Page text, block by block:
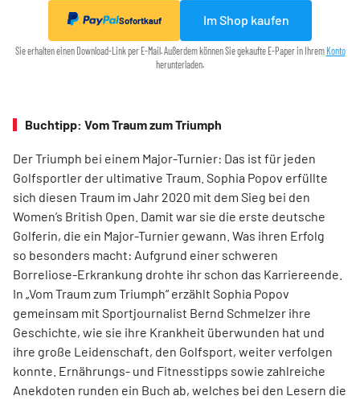
Sofortkauf Im Shop kaufen
Sie erhalten einen Download-Link per E-Mail. Außerdem können Sie gekaufte E-Paper in IhremKonto
herunterladen.
Buchtipp: Vom Traum zum Triumph
Der Triumph bei einem Major-Turnier: Das ist für jeden
Golfsportler der ultimative Traum. Sophia Popov erfüllte
sich diesen Traum im Jahr 2020 mit dem Sieg bei den
Women’s British Open. Damit war sie die erste deutsche
Golferin, die ein Major-Turnier gewann. Was ihren Erfolg
so besonders macht: Aufgrund einer schweren
Borreliose-­Erkrankung drohte ihr schon das Karriereende.
In „Vom Traum zum Triumph“ erzählt Sophia Popov
gemeinsam mit Sport­journalist Bernd Schmelzer ihre
Geschichte, wie sie ihre Krankheit überwunden hat und
ihre große Leidenschaft, den Golfsport, weiter verfolgen
konnte. Ernährungs- und Fitnesstipps sowie zahlreiche
Anekdoten runden ein Buch ab, welches bei den Lesern die